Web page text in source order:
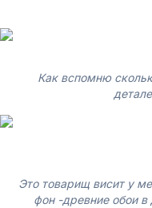
Как вспомню
Это товарищ висит у
фон -древние обои